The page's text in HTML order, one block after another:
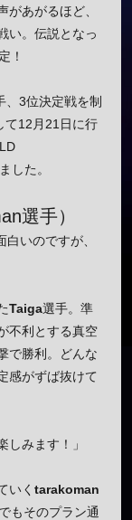
あがるほど、
い。伝説となっ
！
、3位決定戦を制
て12月21日に行
した。
選手）
いのですが、
Taiga選手。準
不利とする真空
で勝利。どんな
感がずば抜けて
しみます！」
いく tarakoman
もそのプラン通